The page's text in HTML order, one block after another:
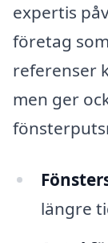
expertis
företag
referenser
men ger
längre